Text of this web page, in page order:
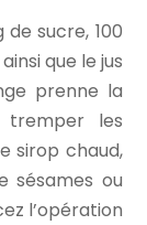
sucre, 100
que le jus
prenne la
tremper les
sirop chaud,
sésames ou
l’opération